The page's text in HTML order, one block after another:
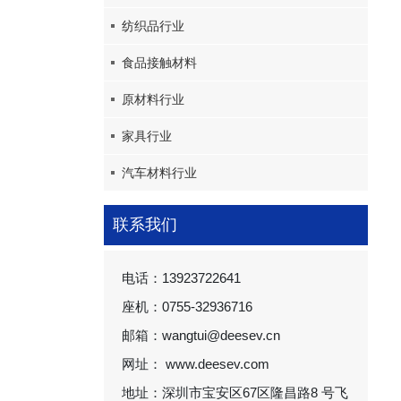
纺织品行业
食品接触材料
原材料行业
家具行业
汽车材料行业
联系我们
电话：13923722641
座机：0755-32936716
邮箱：wangtui@deesev.cn
网址： www.deesev.com
地址：深圳市宝安区67区隆昌路8 号飞